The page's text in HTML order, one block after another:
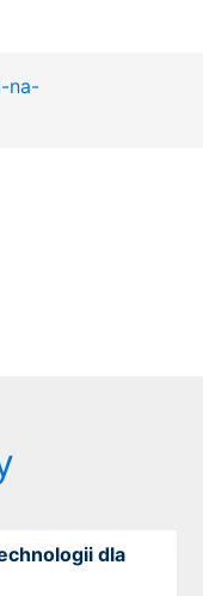
na-
dla